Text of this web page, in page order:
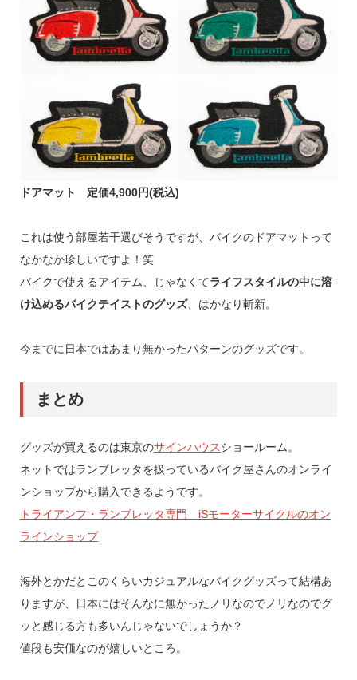
ドアマット 定価4,900円(税込)
これは使う部屋若干選びそうですが、バイクのドアマットって
なかなか珍しいですよ！笑
バイクで使えるアイテム、じゃなくてライフスタイルの中に溶
け込めるバイクテイストのグッズ、はかなり斬新。
今までに日本ではあまり無かったパターンのグッズです。
まとめ
グッズが買えるのは東京のサインハウスショールーム。
ネットではランブレッタを扱っているバイク屋さんのオンライ
ンショップから購入できるようです。
トライアンフ・ランブレッタ専門 iSモーターサイクルのオン
ラインショップ
海外とかだとこのくらいカジュアルなバイクグッズって結構あ
りますが、日本にはそんなに無かったノリなのでノリなのでグ
ッと感じる方も多いんじゃないでしょうか？
値段も安価なのが嬉しいところ。